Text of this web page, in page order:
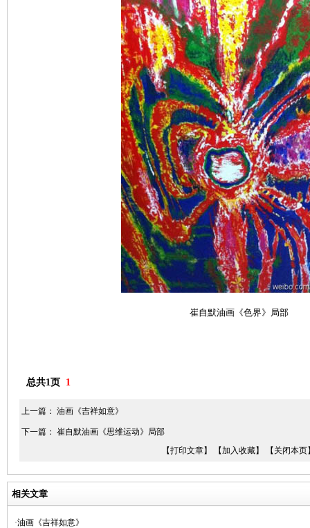
崔自默油画《色界》局部
总共1页 1
上一篇： 油画《吉祥如意》
下一篇： 崔自默油画《思维运动》局部
【打印文章】
【加入收藏】 【关闭本页
相关文章
·油画《吉祥如意》